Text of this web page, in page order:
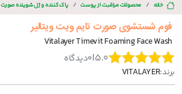
خانه محصولات مراقبت از پوست پاک کننده و ژل شوینده صورت
فوم شستشوی صورت تایم ویت ویتالیر
Vitalayer Timevit Foaming Face Wash
5.0
|
0دیدگاه
برند:VITALAYER